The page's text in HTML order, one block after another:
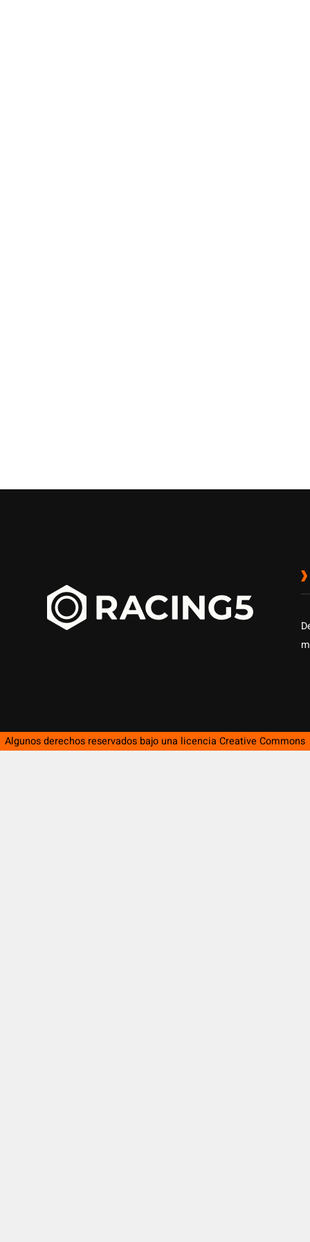
Algunos derechos reservados bajo una licencia Creative Commons